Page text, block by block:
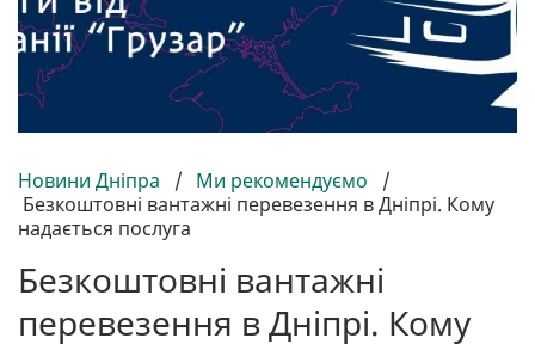
Новини Дніпра / Ми рекомендуємо
/
Безкоштовні вантажні перевезення в Дніпрі. Кому
надається послуга
Безкоштовні вантажні
перевезення в Дніпрі. Кому